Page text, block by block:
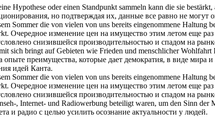
Hypothese oder einen Standpunkt sammeln kann die sie bestärkt,
но подтверждая их, данные все равно не могут
Sommer die von vielen von uns bereits eingenommene Haltung
Очередное изменение цен на имущество этим летом еще раз
снизившейся производительностью и спадом на
sich bringt auf Gebieten wie Frieden und menschlicher
опыте преимущества, которые дает демократия, в виде мира
идей Канта.
Sommer die von vielen von uns bereits eingenommene Haltung
Очередное изменение цен на имущество этим летом еще раз
снизившейся производительностью и спадом на
, Internet- und Radiowerbung beteiligt waren, um den Sinn
и радио с целью усилить осознание актуальности у людей.